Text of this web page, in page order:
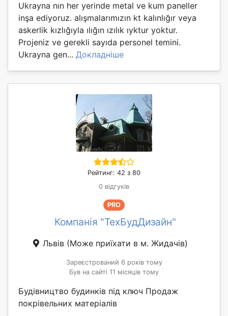
Ukrayna nın her yerinde metal ve kum paneller
inşa ediyoruz. alışmalarımızın kt kalınlığır veya
askerlik kızlığıyla ılığın ızılık ıyktur yoktur.
Projeniz ve gerekli sayıda personel temini.
Ukrayna gen... Докладніше
Рейтинг: 42 з 80
0 відгуків
PRO
Компанія "ТехБудДизайн"
Львів (Може приїхати в м. Жидачів)
Зареєстрований 6 років тому
Був на сайті 11 місяців тому
Будівництво будинків під ключ Продаж
покрівельних матеріалів